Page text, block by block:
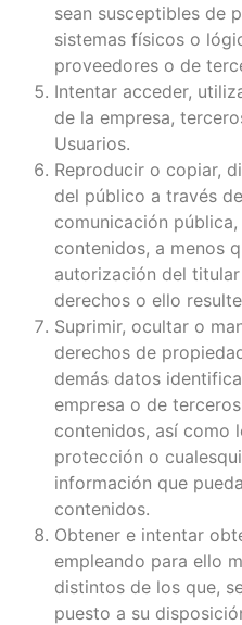
sean susceptibles de
sistemas físicos o
proveedores o de
Intentar acceder,
de la empresa,
Usuarios.
Reproducir o copiar,
del público a través
comunicación
contenidos, a menos
autorización del
derechos o ello
Suprimir, ocultar o
derechos de
demás datos
empresa o de
contenidos, así como
protección o
información que
contenidos.
Obtener e intentar
empleando para ello
distintos de los que,
puesto a su